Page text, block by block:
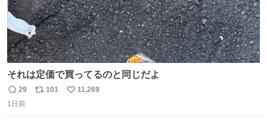
それは定価で買ってるのと同じだよ
返
信
29
リ
101
い
11,269
1日前